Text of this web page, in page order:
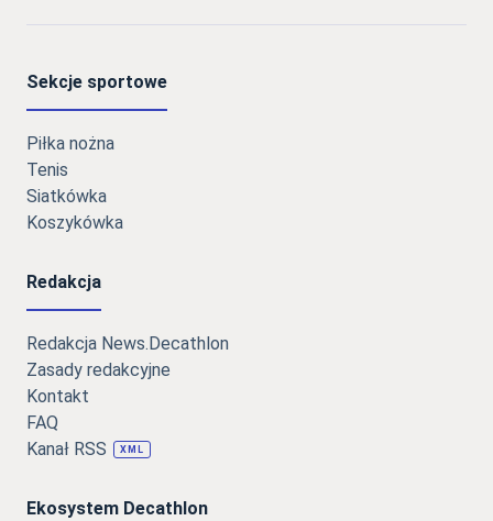
Sekcje sportowe
Piłka nożna
Tenis
Siatkówka
Koszykówka
Redakcja
Redakcja News.Decathlon
Zasady redakcyjne
Kontakt
FAQ
Kanał RSS
XML
Ekosystem Decathlon